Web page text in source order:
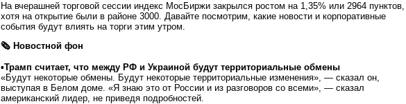
На вчерашней торговой сессии индекс МосБиржи закрылся ростом на 1,35% или 2964 пунктов,
хотя на открытие были в районе 3000. Давайте посмотрим, какие новости и корпоративные
события будут влиять на торги этим утром.
🗞 Новостной фон
▪️Трамп считает, что между РФ и Украиной будут территориальные обмены
«Будут некоторые обмены. Будут некоторые территориальные изменения», — сказал он,
выступая в Белом доме. «Я знаю это от России и из разговоров со всеми», — сказал
американский лидер, не приведя подробностей.